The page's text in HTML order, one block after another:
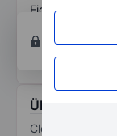
Konto
und
Über
Cleveland-Cliffs